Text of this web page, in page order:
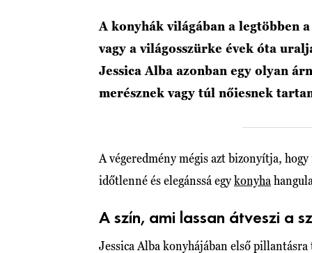
A konyhák világában a legtöbben
vagy a világosszürke évek óta
Jessica Alba azonban egy olyan
merésznek vagy túl nőiesnek
A végeredmény mégis azt bizonyítja,
időtlenné és elegánssá egykonyha
A szín, ami lassan átveszi a
Jessica Alba konyhájában első